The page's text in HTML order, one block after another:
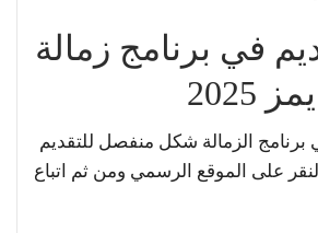
في برنامج زمالة
الزمالة شكل منفصل للتقديم
على الموقع الرسمي ومن ثم اتباع